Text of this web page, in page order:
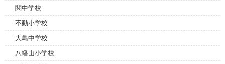
関中学校
不動小学校
大鳥中学校
八幡山小学校